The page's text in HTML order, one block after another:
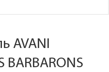
AVANI
BARBARONS